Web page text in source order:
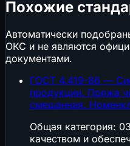
Похожие
Автоматически
ОКС и не являются
документами.
ГОСТ 4.419-86 —
продукции. Пряжа
смешанная.
Общая категория:
качеством и